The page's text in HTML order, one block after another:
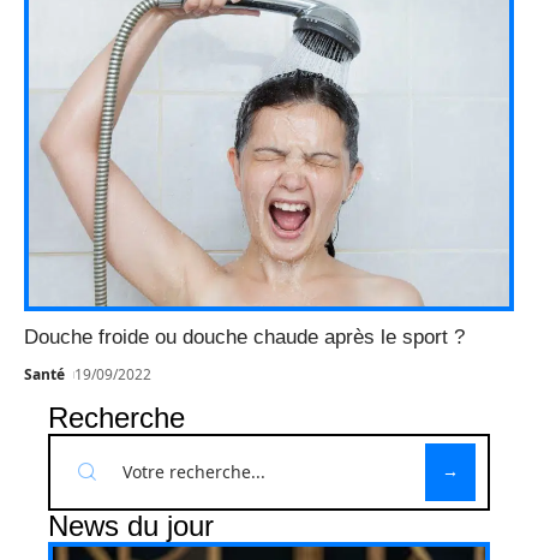
Douche froide ou douche chaude après le sport ?
Santé 19/09/2022
Recherche
News du jour